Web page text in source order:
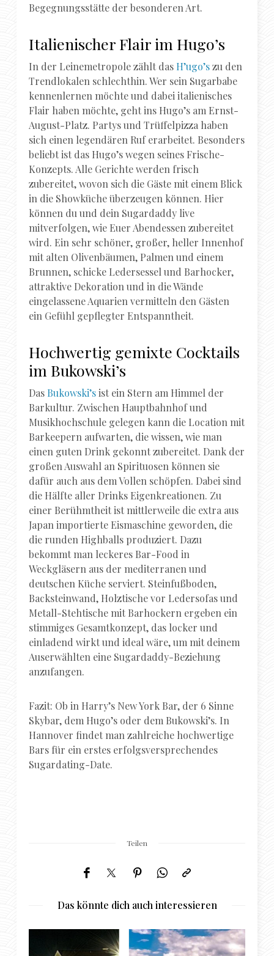
Begegnungsstätte der besonderen Art.
Italienischer Flair im Hugo’s
In der Leinemetropole zählt das H’ugo’szu den
Trendlokalen schlechthin. Wer sein Sugarbabe
kennenlernen möchte und dabei italienisches
Flair haben möchte, geht ins Hugo’s am Ernst-
August-Platz. Partys und Trüffelpizza haben
sich einen legendären Ruf erarbeitet. Besonders
beliebt ist das Hugo’s wegen seines Frische-
Konzepts. Alle Gerichte werden frisch
zubereitet, wovon sich die Gäste mit einem Blick
in die Showküche überzeugen können. Hier
können du und dein Sugardaddy live
mitverfolgen, wie Euer Abendessen zubereitet
wird. Ein sehr schöner, großer, heller Innenhof
mit alten Olivenbäumen, Palmen und einem
Brunnen, schicke Ledersessel und Barhocker,
attraktive Dekoration und in die Wände
eingelassene Aquarien vermitteln den Gästen
ein Gefühl gepflegter Entspanntheit.
Hochwertig gemixte Cocktails
im Bukowski’s
Das Bukowski’sist ein Stern am Himmel der
Barkultur. Zwischen Hauptbahnhof und
Musikhochschule gelegen kann die Location mit
Barkeepern aufwarten, die wissen, wie man
einen guten Drink gekonnt zubereitet. Dank der
großen Auswahl an Spirituosen können sie
dafür auch aus dem Vollen schöpfen. Dabei sind
die Hälfte aller Drinks Eigenkreationen. Zu
einer Berühmtheit ist mittlerweile die extra aus
Japan importierte Eismaschine geworden, die
die runden Highballs produziert. Dazu
bekommt man leckeres Bar-Food in
Weckgläsern aus der mediterranen und
deutschen Küche serviert. Steinfußboden,
Backsteinwand, Holztische vor Ledersofas und
Metall-Stehtische mit Barhockern ergeben ein
stimmiges Gesamtkonzept, das locker und
einladend wirkt und ideal wäre, um mit deinem
Auserwählten eine Sugardaddy-Beziehung
anzufangen.
Fazit: Ob in Harry’s New York Bar, der 6 Sinne
Skybar, dem Hugo’s oder dem Bukowski’s. In
Hannover findet man zahlreiche hochwertige
Bars für ein erstes erfolgsversprechendes
Sugardating-Date.
Teilen
Das könnte dich auch interessieren